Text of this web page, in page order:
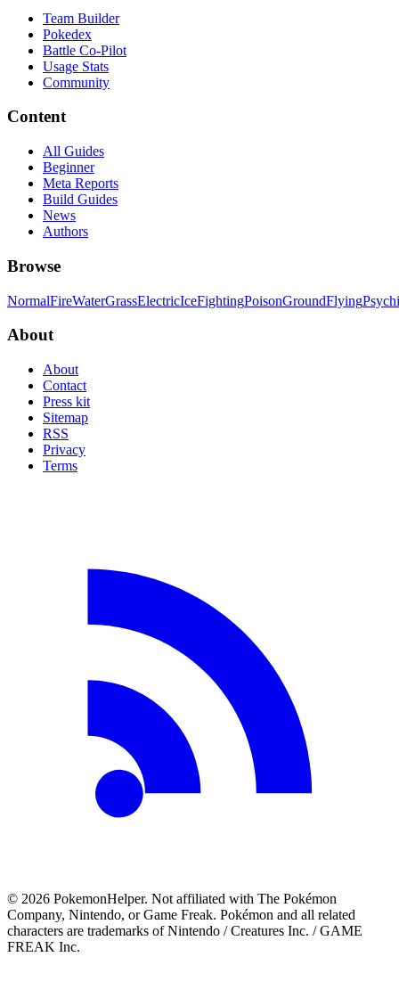
Team Builder
Pokedex
Battle Co-Pilot
Usage Stats
Community
Content
All Guides
Beginner
Meta Reports
Build Guides
News
Authors
Browse
NormalFireWaterGrassElectricIceFightingPoisonGroundFlying
About
About
Contact
Press kit
Sitemap
RSS
Privacy
Terms
© 2026 PokemonHelper. Not affiliated with The Pokémon
Company, Nintendo, or Game Freak. Pokémon and all related
characters are trademarks of Nintendo / Creatures Inc. / GAME
FREAK Inc.